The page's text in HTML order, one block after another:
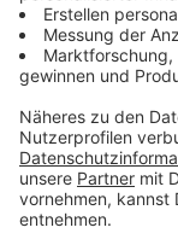
Mit dabei ist
Das lädt euch
außerdem zu
lädt morgen
Anzeige